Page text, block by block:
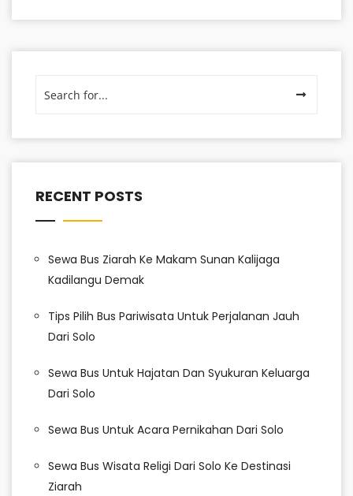
RECENT POSTS
Sewa Bus Ziarah Ke Makam Sunan Kalijaga
Kadilangu Demak
Tips Pilih Bus Pariwisata Untuk Perjalanan Jauh
Dari Solo
Sewa Bus Untuk Hajatan Dan Syukuran Keluarga
Dari Solo
Sewa Bus Untuk Acara Pernikahan Dari Solo
Sewa Bus Wisata Religi Dari Solo Ke Destinasi
Ziarah